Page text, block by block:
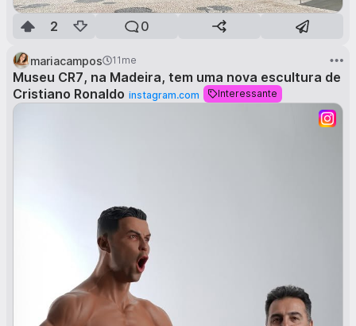
2 0
mariacampos 11me
Museu CR7, na Madeira, tem uma nova escultura de
Cristiano Ronaldo instagram.com Interessante